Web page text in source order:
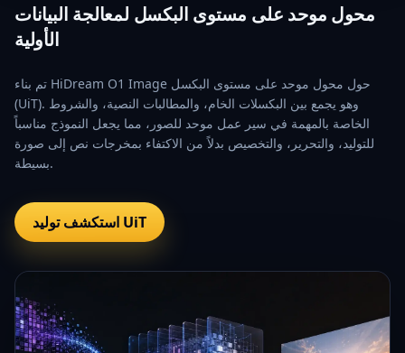
محول موحد على مستوى البكسل لمعالجة البيانات
الأولية
تم بناء HiDream O1 Image حول محول موحد على مستوى البكسل
(UiT). وهو يجمع بين البكسلات الخام، والمطالبات النصية، والشروط
الخاصة بالمهمة في سير عمل موحد للصور، مما يجعل النموذج مناسباً
للتوليد، والتحرير، والتخصيص بدلاً من الاكتفاء بمخرجات نص إلى صورة
بسيطة.
استكشف توليد UiT